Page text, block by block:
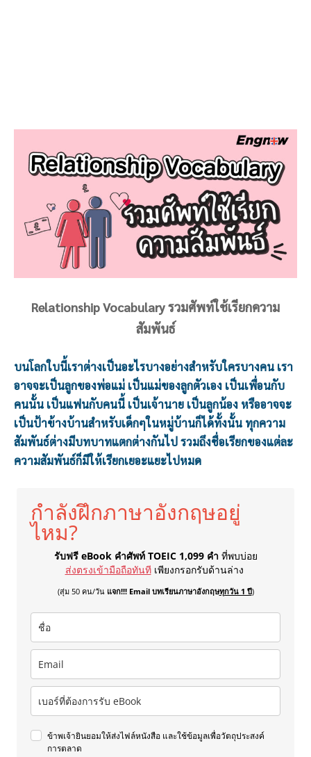
Relationship Vocabulary รวมศัพท์ใช้เรียกความ
สัมพันธ์
บนโลกใบนี้เราต่างเป็นอะไรบางอย่างสำหรับใครบางคน เรา
อาจจะเป็นลูกของพ่อแม่ เป็นแม่ของลูกตัวเอง เป็นเพื่อนกับ
คนนั้น เป็นแฟนกับคนนี้ เป็นเจ้านาย เป็นลูกน้อง หรืออาจจะ
เป็นป้าข้างบ้านสำหรับเด็กๆในหมู่บ้านก็ได้ทั้งนั้น ทุกความ
สัมพันธ์ต่างมีบทบาทแตกต่างกันไป รวมถึงชื่อเรียกของแต่ละ
ความสัมพันธ์ก็มีให้เรียกเยอะแยะไปหมด
กำลังฝึกภาษาอังกฤษอยู่
ไหม?
รับฟรี eBook คำศัพท์ TOEIC 1,099 คำ ที่พบบ่อย
ส่งตรงเข้ามือถือทันที เพียงกรอกรับด้านล่าง
(สุ่ม 50 คน/วัน แจก!!! Email บทเรียนภาษาอังกฤษทุกวัน 1 ปี)
ข้าพเจ้ายินยอมให้ส่งไฟล์หนังสือ และใช้ข้อมูลเพื่อวัตถุประสงค์
การตลาด